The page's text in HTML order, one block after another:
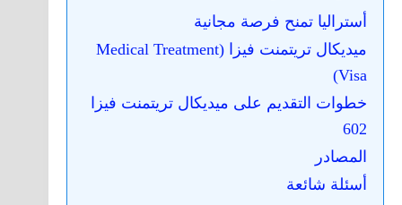
أستراليا تمنح فرصة مجانية
ميديكال تريتمنت فيزا (Medical Treatment
Visa)
خطوات التقديم على ميديكال تريتمنت فيزا
602
المصادر
أسئلة شائعة